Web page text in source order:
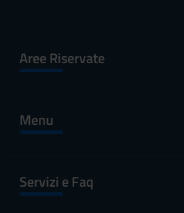
Aree Riservate
Menu
Servizi e Faq